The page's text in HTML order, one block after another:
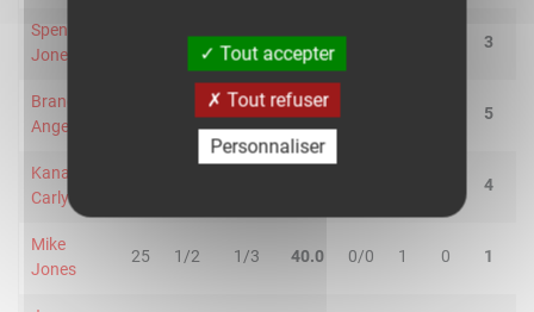
Spencer
Jones
1/3 0/3 16.7 3
Brandon
Angel
3/5 2/6 45.5 5
Kanaan
Carlyle
4
Mike
Jones
25 1/2 1/3 40.0 0/0 1 0 1
Tout accepter
Tout refuser
Personnaliser